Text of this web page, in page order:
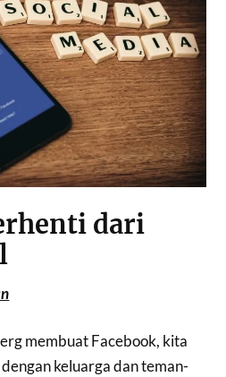
dari
membuat Facebook, kita
keluarga dan teman-